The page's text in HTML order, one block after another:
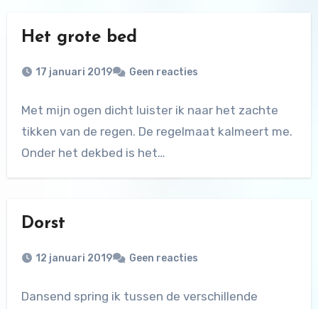
Het grote bed
17 januari 2019 Geen reacties
Met mijn ogen dicht luister ik naar het zachte
tikken van de regen. De regelmaat kalmeert me.
Onder het dekbed is het…
Dorst
12 januari 2019 Geen reacties
Dansend spring ik tussen de verschillende